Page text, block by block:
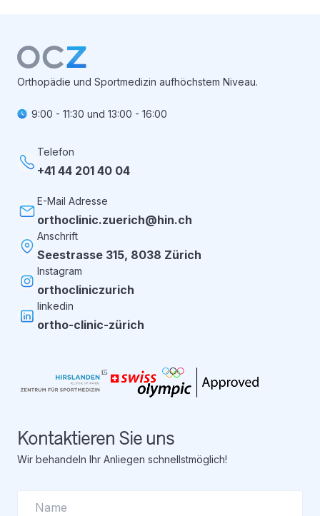
Orthopädie und Sportmedizin aufhöchstem Niveau.
Telefon
+41 44 201 40 04
9:00 - 11:30 und 13:00 - 16:00
E-Mail Adresse
orthoclinic.zuerich@hin.ch
Anschrift
Seestrasse 315, 8038 Zürich
Instagram
orthocliniczurich
linkedin
ortho-clinic-zürich
Kontaktieren Sie uns
Wir behandeln Ihr Anliegen schnellstmöglich!